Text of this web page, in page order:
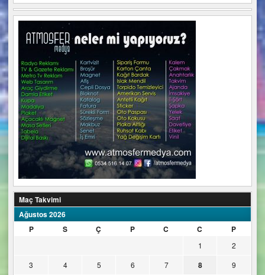
Maç Takvimi
Ağustos 2026
P
S Ç P C C P
1
2
3
4 5 6 7 8
9